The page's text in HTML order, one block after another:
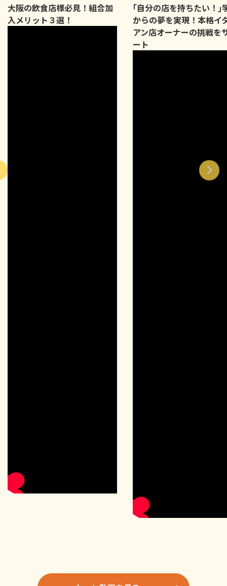
大阪の飲食店様必見！組合加
入メリット３選！
｢自分の店を持ちたい！｣
からの夢を実現！本格イ
アン店オーナーの挑戦を
ート